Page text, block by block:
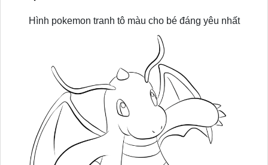
Hình pokemon tranh tô màu cho bé đáng yêu nhất